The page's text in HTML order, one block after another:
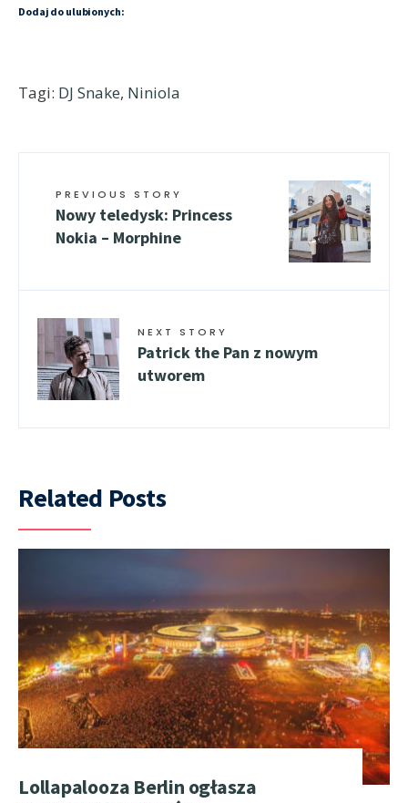
Dodaj do ulubionych:
Tagi: DJ Snake, Niniola
PREVIOUS STORY
Nowy teledysk: Princess
Nokia – Morphine
NEXT STORY
Patrick the Pan z nowym
utworem
Related Posts
Lollapalooza Berlin ogłasza